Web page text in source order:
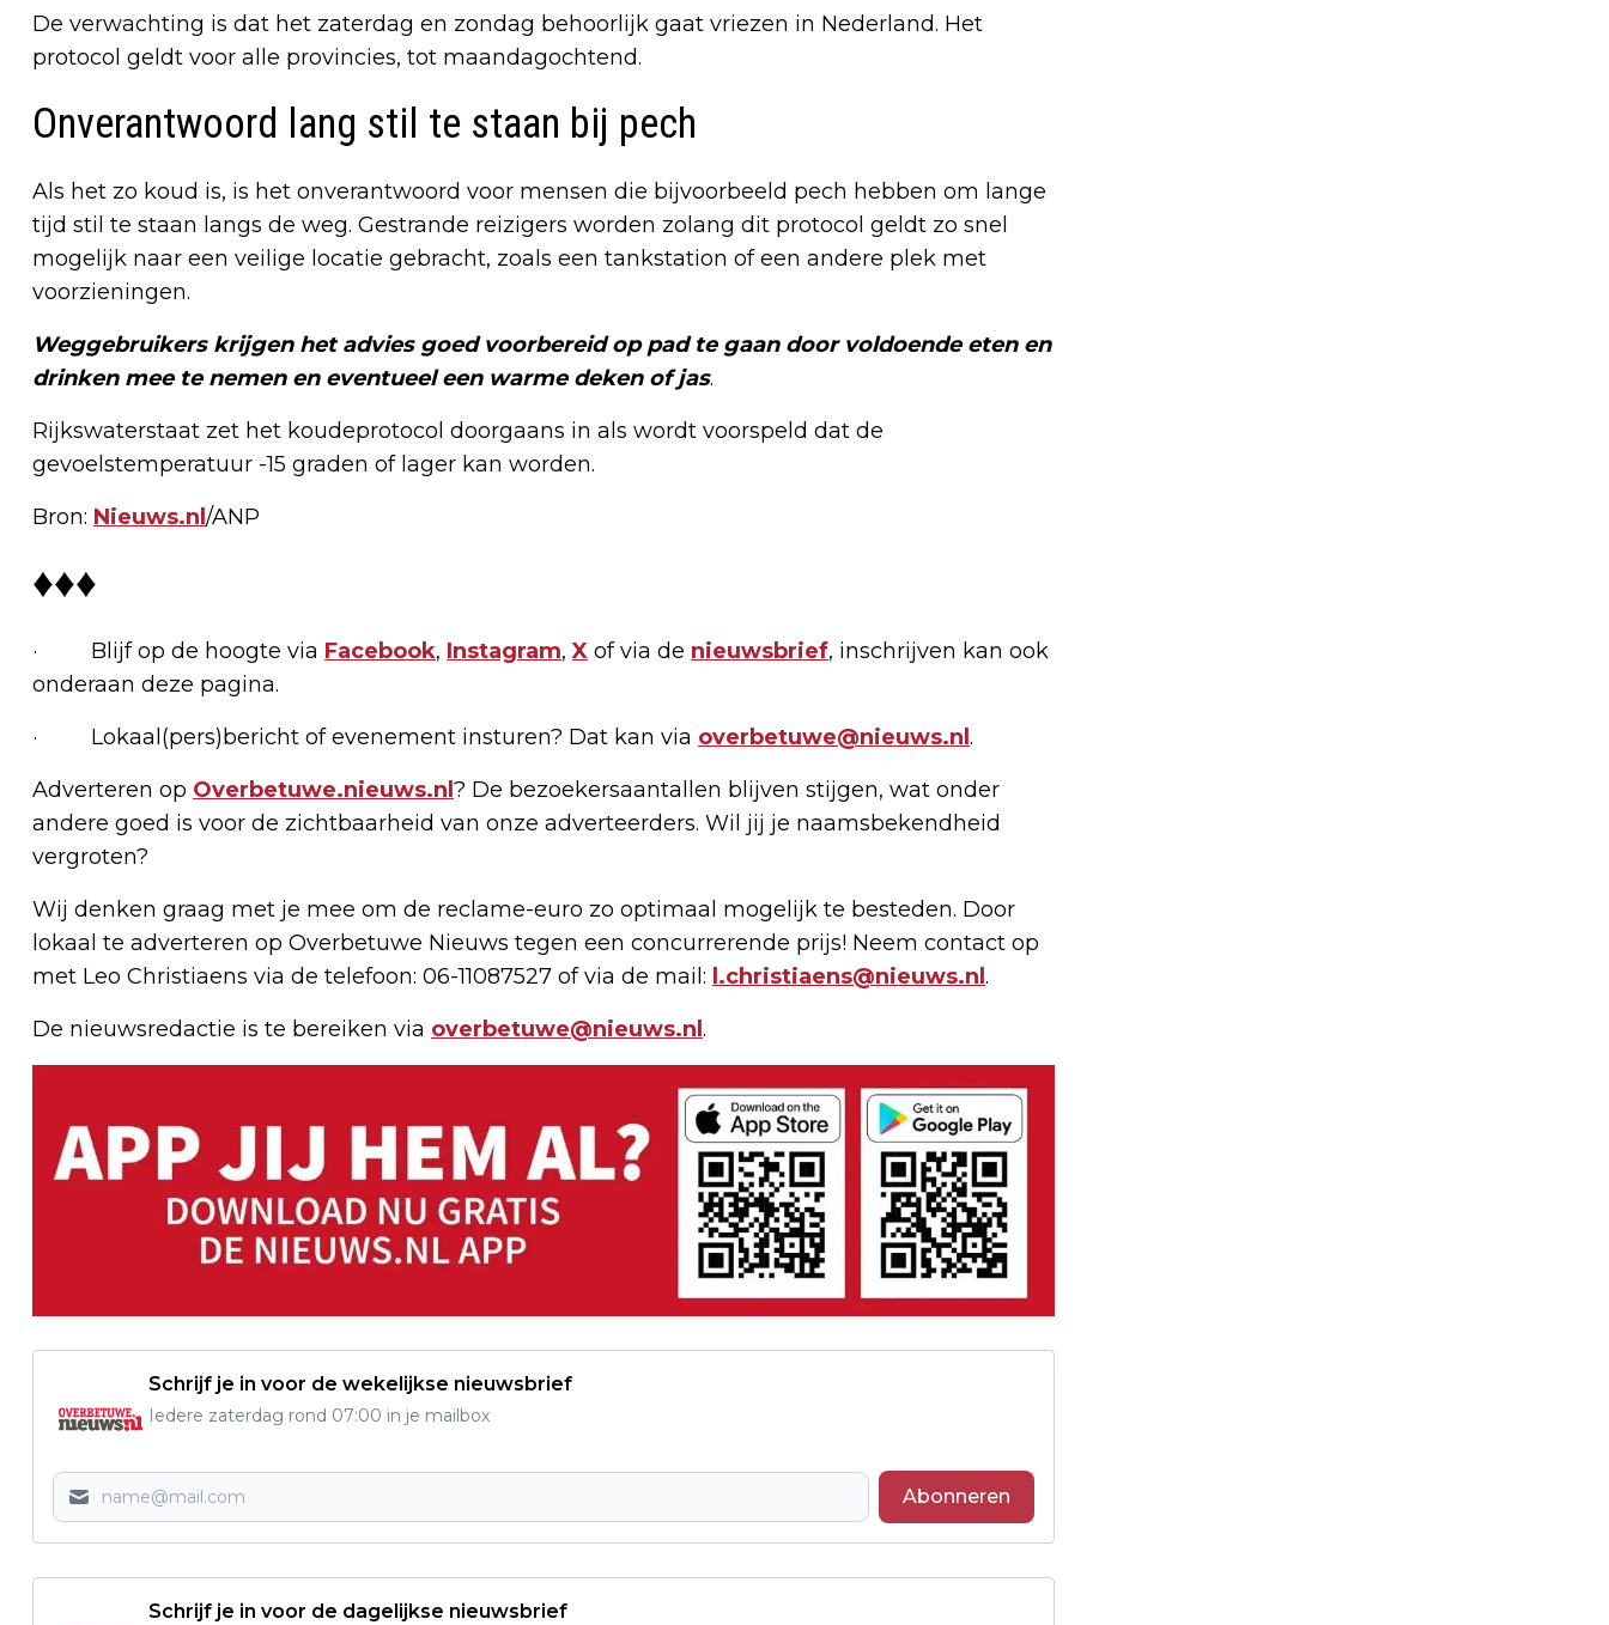
De verwachting is dat het zaterdag en zondag behoorlijk gaat vriezen in Nederland. Het
protocol geldt voor alle provincies, tot maandagochtend.
Onverantwoord lang stil te staan bij pech
Als het zo koud is, is het onverantwoord voor mensen die bijvoorbeeld pech hebben om lange
tijd stil te staan langs de weg. Gestrande reizigers worden zolang dit protocol geldt zo snel
mogelijk naar een veilige locatie gebracht, zoals een tankstation of een andere plek met
voorzieningen.
Weggebruikers krijgen het advies goed voorbereid op pad te gaan door voldoende eten en
drinken mee te nemen en eventueel een warme deken of jas.
Rijkswaterstaat zet het koudeprotocol doorgaans in als wordt voorspeld dat de
gevoelstemperatuur -15 graden of lager kan worden.
Bron: Nieuws.nl/ANP
♦♦♦
· Blijf op de hoogte via Facebook, Instagram,X of via de nieuwsbrief, inschrijven kan ook
onderaan deze pagina.
· Lokaal(pers)bericht of evenement insturen? Dat kan via overbetuwe@nieuws.nl.
Adverteren op Overbetuwe.nieuws.nl? De bezoekersaantallen blijven stijgen, wat onder
andere goed is voor de zichtbaarheid van onze adverteerders. Wil jij je naamsbekendheid
vergroten?
Wij denken graag met je mee om de reclame-euro zo optimaal mogelijk te besteden. Door
lokaal te adverteren op Overbetuwe Nieuws tegen een concurrerende prijs! Neem contact op
met Leo Christiaens via de telefoon: 06-11087527 of via de mail: l.christiaens@nieuws.nl.
De nieuwsredactie is te bereiken via overbetuwe@nieuws.nl.
Schrijf je in voor de wekelijkse nieuwsbrief
Iedere zaterdag rond 07:00 in je mailbox
Abonneren
Schrijf je in voor de dagelijkse nieuwsbrief